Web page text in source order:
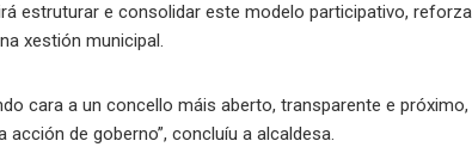
estruturar e consolidar este modelo participativo,
xestión municipal.
cara a un concello máis aberto, transparente e
de goberno”, concluíu a alcaldesa.